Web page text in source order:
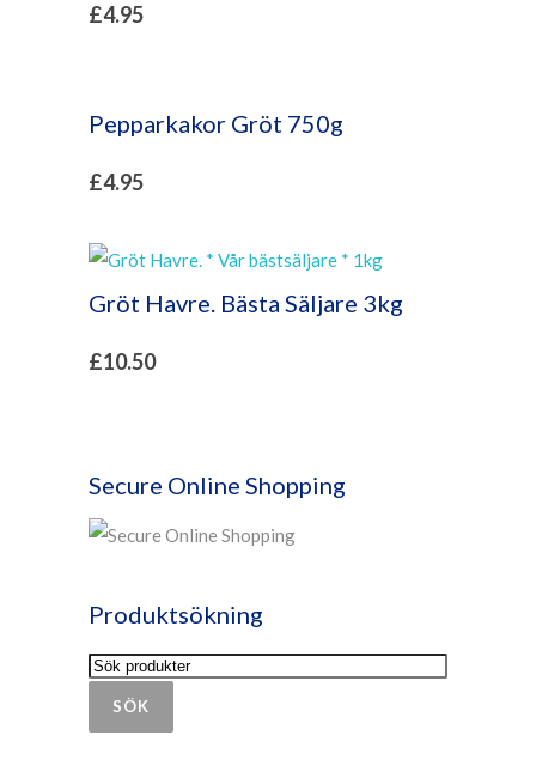
£4.95
Pepparkakor Gröt 750g
£4.95
Gröt Havre. Bästa Säljare 3kg
£10.50
Secure Online Shopping
Produktsökning
SÖK